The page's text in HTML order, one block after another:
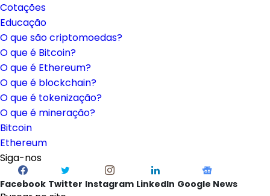
Cotações
Educação
O que são criptomoedas?
O que é Bitcoin?
O que é Ethereum?
O que é blockchain?
O que é tokenização?
O que é mineração?
Bitcoin
Ethereum
Siga-nos
Facebook Twitter Instagram LinkedIn Google News